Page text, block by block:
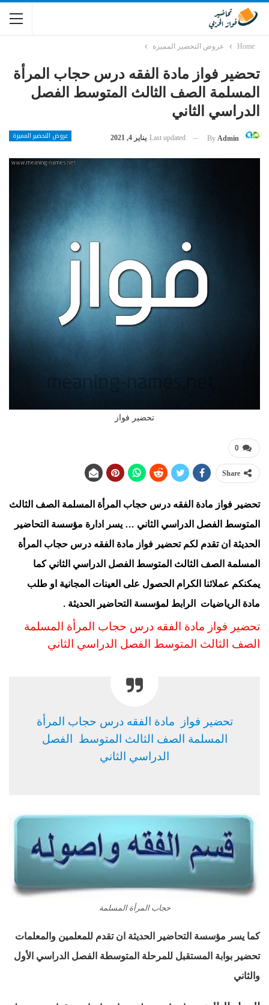
Home عروض التحضير المميزة
تحضير فواز مادة الفقه درس حجاب المرأة
المسلمة الصف الثالث المتوسط الفصل
الدراسي الثاني
عروض التحضير المميزة By Admin
Last updated يناير 4, 2021
تحضير فواز
0
Share
تحضير فواز مادة الفقه درس حجاب المرأة المسلمة الصف الثالث
المتوسط الفصل الدراسي الثاني … يسر ادارة مؤسسة التحاضير
الحديثة ان تقدم لكم تحضير فواز مادة الفقه درس حجاب المرأة
المسلمة الصف الثالث المتوسط الفصل الدراسي الثاني كما
يمكنكم عملائنا الكرام الحصول على العينات المجانية او طلب
مادة الرياضيات
الرابط لمؤسسة التحاضير الحديثة .
تحضير فواز مادة الفقه درس حجاب المرأة المسلمة
الصف الثالث المتوسط الفصل الدراسي الثاني
تحضير فواز مادة الفقه درس حجاب المرأة
المسلمة الصف الثالث المتوسط الفصل
الدراسي الثاني
حجاب المرأة المسلمة
كما يسر مؤسسة التحاضير الحديثة ان تقدم للمعلمين والمعلمات
تحضير بوابة المستقبل للمرحلة المتوسطة الفصل الدراسي الأول
والثاني